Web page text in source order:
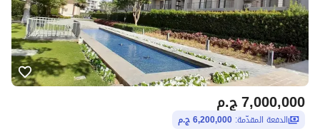
ج.م7,000,000
الدفعة المقدّمة: 6,200,000 ج.م